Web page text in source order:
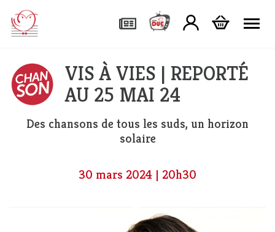
VIS À VIES | REPORTÉ
AU 25 MAI 24
Des chansons de tous les suds, un horizon
solaire
30 mars 2024 | 20h30